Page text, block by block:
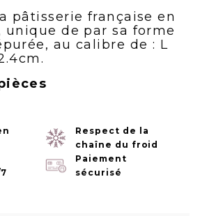
pâtisserie française en
unique de par sa forme
au calibre de : L
Respect de la
chaîne du froid
Paiement
sécurisé